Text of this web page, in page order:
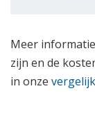
Meer
zijn en de
in onze